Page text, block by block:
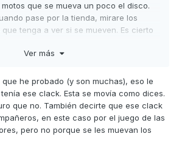
que se mueva un poco el disco.
pase por la tienda, mirare los
tenga a ver si se mueven. Es cierto
suena un "clack" al frenar hacia
detrás suena, después ya no, porque
esa dirección.
Gracias
Ver más
que he probado (y son muchas), eso le
ese clack. Esta se movía como dices.
que no. También decirte que ese clack
en este caso por el juego de las
pero no porque se les muevan los